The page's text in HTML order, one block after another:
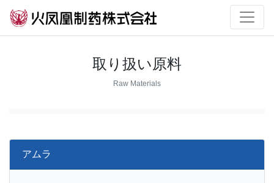
取り扱い原料
Raw Materials
アムラ